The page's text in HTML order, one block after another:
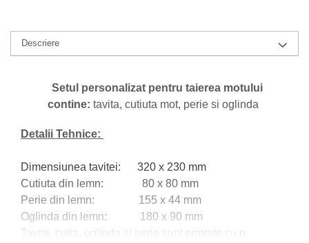
Descriere
Setul personalizat pentru taierea motului
contine: tavita, cutiuta mot, perie si oglinda
Detalii Tehnice:
Dimensiunea tavitei: 320 x 230 mm
Cutiuta din lemn: 80 x 80 mm
Perie din lemn: 155 x 44 mm
Oglinda din lemn: 180 x 90 mm
Tavita, cutia, oglinda si peria sunt printate cu o